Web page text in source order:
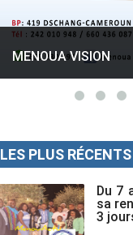
LES PLUS RÉCENTS
Du 7
sa
3